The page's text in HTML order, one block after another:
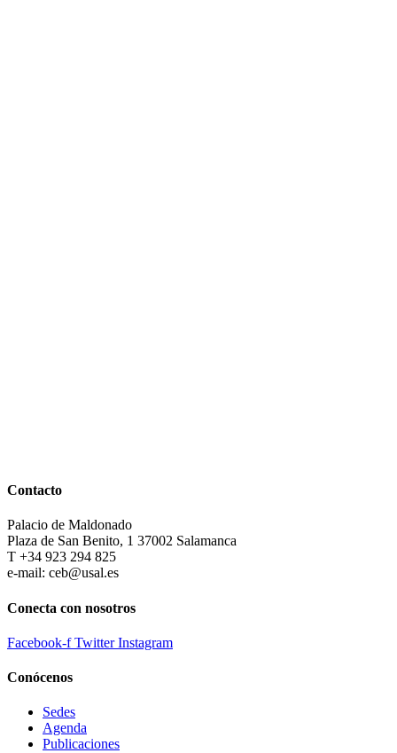
Contacto
Palacio de Maldonado
Plaza de San Benito, 1 37002 Salamanca
T +34 923 294 825
e-mail: ceb@usal.es
Conecta con nosotros
Facebook-f Twitter Instagram
Conócenos
Sedes
Agenda
Publicaciones